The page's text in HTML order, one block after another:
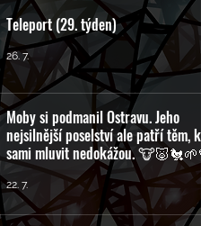
Teleport (29. týden)
26. 7.
Moby si podmanil Ostravu. Jeho
nejsilnější poselství ale patří těm,
sami mluvit nedokážou. 🐮🐷🐔🌱💚
22. 7.